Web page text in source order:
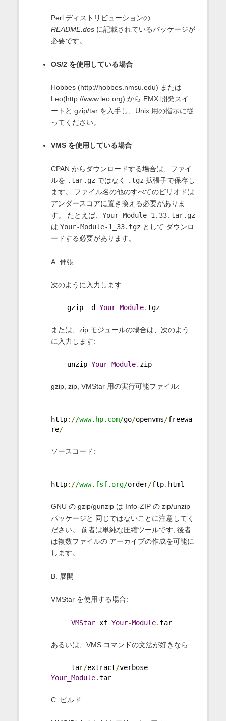
Perl ディストリビューションの
README.dosに記載されているパッケージが
必要です。
OS/2 を使用している場合
Hobbes (http://hobbes.nmsu.edu) または
Leo(http://www.leo.org) から EMX 開発スイ
ートと gzip/tar を入手し、Unix 用の指示に従
ってください。
VMS を使用している場合
CPAN からダウンロードする場合は、ファイ
ルを .tar.gz ではなく .tgz 拡張子で保存し
ます。 ファイル名の他のすべてのピリオドは
アンダースコアに置き換える必要がありま
す。 たとえば、 Your-Module-1.33.tar.gz
は Your-Module-1_33.tgz として ダウンロ
ードする必要があります。
A. 伸張
次のように入力します:
gzip -d Your-Module.tgz
または、zip モジュールの場合は、次のよう
に入力します:
unzip Your-Module. zip
gzip, zip, VMStar 用の実行可能ファイル:
http://www.hp.com/go/openvms/freewa
re/
ソースコード:
http://www.fsf.org/order/ftp. html
GNU の gzip/gunzip は Info-ZIP の zip/unzip
パッケージと 同じではないことに注意してく
ださい。 前者は単純な圧縮ツールです; 後者
は複数ファイルの アーカイブの作成を可能に
します。
B. 展開
VMStar を使用する場合:
VMStar xf Your-Module.tar
あるいは、VMS コマンドの文法が好きなら:
tar/extract/
verbose
Your_Module.tar
C. ビルド